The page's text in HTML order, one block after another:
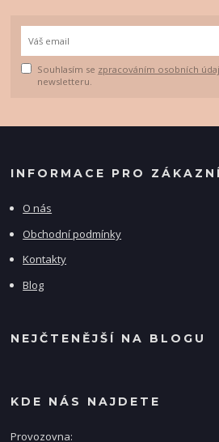
Souhlasím se zpracováním osobních
newsletteru.
INFORMACE PRO
O nás
Obchodní podmínky
Kontakty
Blog
NEJČTENĚJŠÍ NA BLOGU
KDE NÁS NAJDETE
Provozovna: